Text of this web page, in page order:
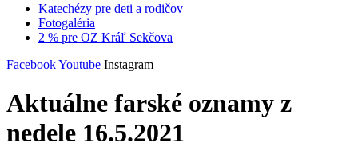
Katechézy pre deti a rodičov
Fotogaléria
2 % pre OZ Kráľ Sekčova
FacebookYoutube Instagram
Aktuálne farské oznamy z
nedele 16.5.2021